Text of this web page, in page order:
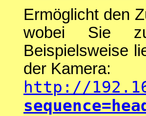
Ermöglicht den
wobei Sie
Beispielsweise
der Kamera:
http://